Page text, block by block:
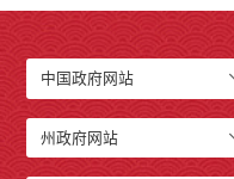
中国政府网站
州政府网站